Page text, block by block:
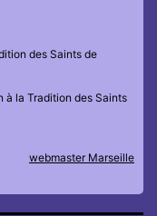
des Saints de
à la Tradition des Saints
webmaster Marseille